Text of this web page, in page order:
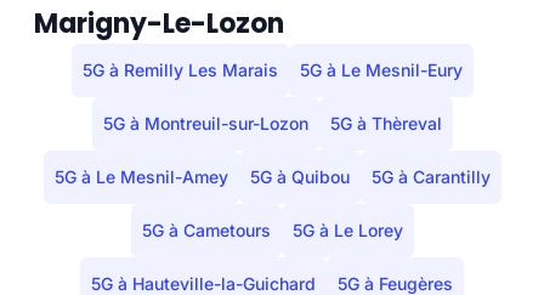
Marigny-Le-Lozon
5G à Remilly Les Marais 5G à Le Mesnil-Eury
5G à Montreuil-sur-Lozon 5G à Thèreval
5G à Le Mesnil-Amey 5G à Quibou 5G à Carantilly
5G à Cametours 5G à Le Lorey
5G à Hauteville-la-Guichard 5G à Feugères